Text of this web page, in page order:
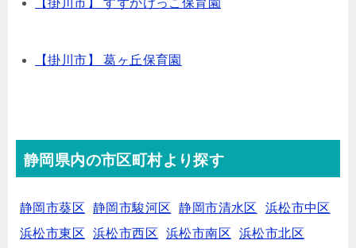
【掛川市】 葛ヶ丘保育園
静岡県内の市区町村より探す
静岡市葵区 静岡市駿河区 静岡市清水区
浜松市中区
浜松市東区
浜松市西区 浜松市南区
浜松市北区